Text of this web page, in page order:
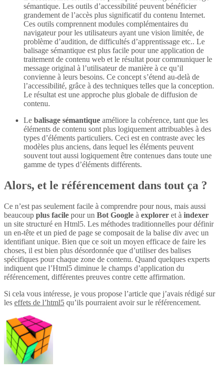
sémantique. Les outils d’accessibilité peuvent bénéficier
grandement de l’accès plus significatif du contenu Internet.
Ces outils comprennent modules complémentaires du
navigateur pour les utilisateurs ayant une vision limitée, de
problème d’audition, de difficultés d’apprentissage etc.. Le
balisage sémantique est plus facile pour une application de
traitement de contenu web et le résultat pour communiquer le
message original à l’utilisateur de manière à ce qu’il
convienne à leurs besoins. Ce concept s’étend au-delà de
l’accessibilité, grâce à des techniques telles que la conception.
Le résultat est une approche plus globale de diffusion de
contenu.
Le balisage sémantique améliore la cohérence, tant que les
éléments de contenu sont plus logiquement attribuables à des
types d’éléments particuliers. Ceci est en contraste avec les
modèles plus anciens, dans lequel les éléments peuvent
souvent tout aussi logiquement être contenues dans toute une
gamme de types d’éléments différents.
Alors, et le référencement dans tout ça ?
Ce n’est pas seulement facile à comprendre pour nous, mais aussi
beaucoup plus facile pour un Bot Google à explorer et à indexer
un site structuré en Html5. Les méthodes traditionnelles pour définir
un en-tête et un pied de page se composait de la balise div avec un
identifiant unique. Bien que ce soit un moyen efficace de faire les
choses, il est bien plus désordonnée que d’utiliser des balises
spécifiques pour chaque zone de contenu. Quand quelques experts
indiquent que l’Html5 diminue le champs d’application du
référencement, différentes preuves contre cette affirmation.
Si cela vous intéresse, je vous propose l’article que j’avais rédigé sur
les effets de l’html5 qu’ils pourraient avoir sur le référencement.